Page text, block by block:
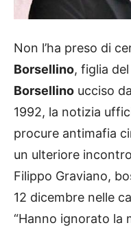
Non l’ha preso di
Borsellino, figlia
Borsellino ucciso da
1992, la notizia
procure antimafia
un ulteriore
Filippo Graviano,
12 dicembre nelle
“Hanno ignorato la